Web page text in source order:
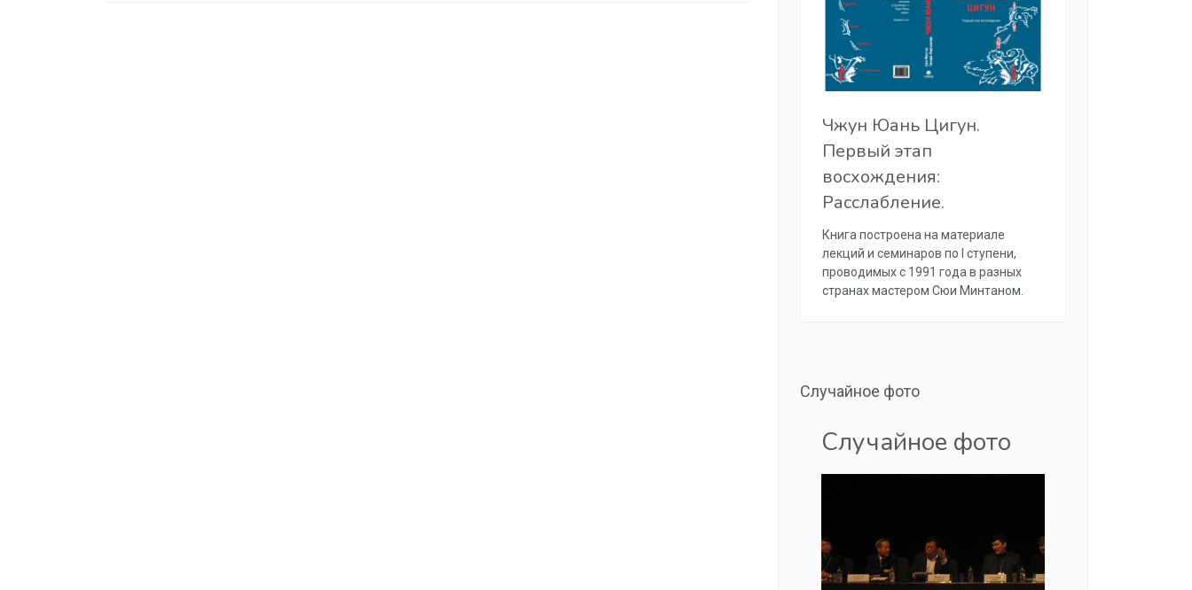
Чжун Юань Цигун.
Первый этап
восхождения:
Расслабление.
Книга построена на материале
лекций и семинаров по I ступени,
проводимых с 1991 года в разных
странах мастером Сюи Минтаном.
Случайное фото
Случайное фото